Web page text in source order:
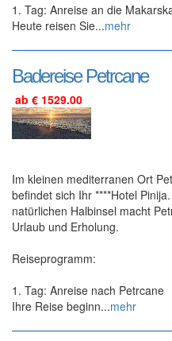
1. Tag: Anreise an die
Heute reisen Sie...mehr
Badereise Petrcane
ab € 1529.00
Im kleinen mediterranen Ort
befindet sich Ihr ****Hotel
natürlichen Halbinsel macht
Urlaub und Erholung.
Reiseprogramm:
1. Tag: Anreise nach Petrcane
Ihre Reise beginn...mehr